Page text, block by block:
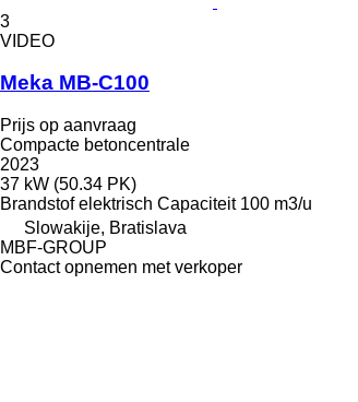
3
VIDEO
Meka MB-C100
Prijs op aanvraag
Compacte betoncentrale
2023
37 kW (50.34 PK)
Brandstof elektrisch Capaciteit 100 m3/u
Slowakije, Bratislava
MBF-GROUP
Contact opnemen met verkoper